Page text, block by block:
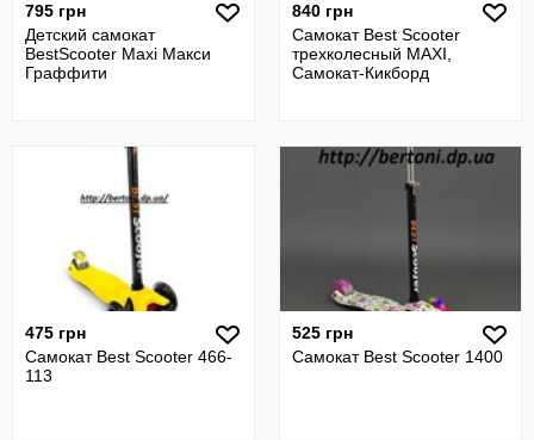
795 грн
Детский самокат
BestScooter Maxi Макси
Граффити
840 грн
Самокат Best Scooter
трехколесный MAXI,
Самокат-Кикборд
475 грн
Самокат Best Scooter 466-
113
525 грн
Самокат Best Scooter 1400